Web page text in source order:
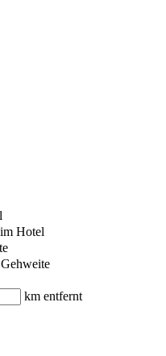
Hotel
km entfernt